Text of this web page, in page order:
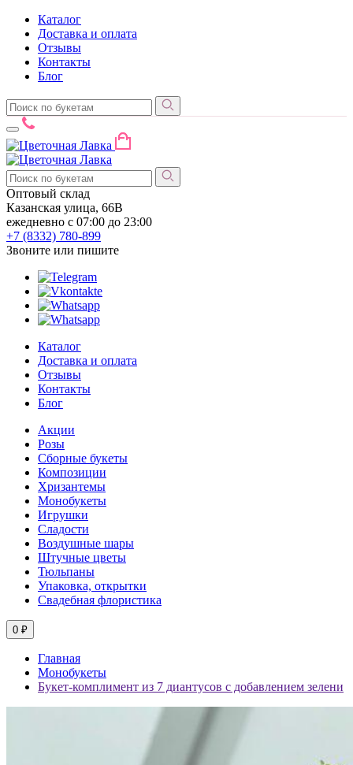
Каталог
Доставка и оплата
Отзывы
Контакты
Блог
Оптовый склад
Казанская улица, 66В
ежедневно с 07:00 до 23:00
+7 (8332) 780-899
Звоните или пишите
Каталог
Доставка и оплата
Отзывы
Контакты
Блог
Акции
Розы
Сборные букеты
Композиции
Хризантемы
Монобукеты
Игрушки
Сладости
Воздушные шары
Штучные цветы
Тюльпаны
Упаковка, открытки
Свадебная флористика
0 ₽
Главная
Монобукеты
Букет-комплимент из 7 диантусов с добавлением зелени